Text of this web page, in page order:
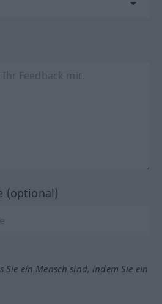
(optional)
Sie ein Mensch sind, indem Sie ein